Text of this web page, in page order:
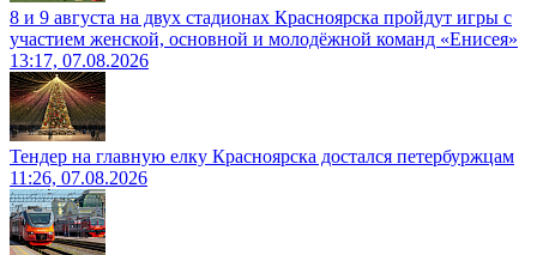
8 и 9 августа на двух стадионах Красноярска пройдут игры с
участием женской, основной и молодёжной команд «Енисея»
13:17, 07.08.2026
Тендер на главную елку Красноярска достался петербуржцам
11:26, 07.08.2026